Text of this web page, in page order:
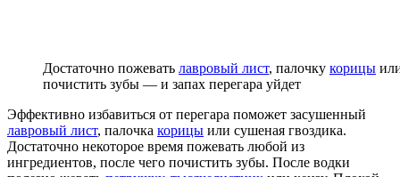
Достаточно пожевать лавровый лист, палочку корицы
почистить зубы — и запах перегара уйдет
Эффективно избавиться от перегара поможет засушенный
лавровый лист, палочка корицы или сушеная гвоздика.
Достаточно некоторое время пожевать любой из
ингредиентов, после чего почистить зубы. После водки